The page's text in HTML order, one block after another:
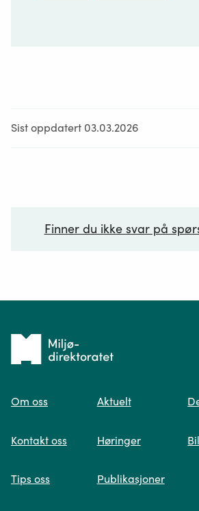
Sist oppdatert 03.03.2026
Finner du ikke svar på
Spør oss
søk og viser deg vår mest
Tilbake
forsiden
Om oss
Kontakt oss
Tips oss
Aktuelt
Høringer
Publikasjoner